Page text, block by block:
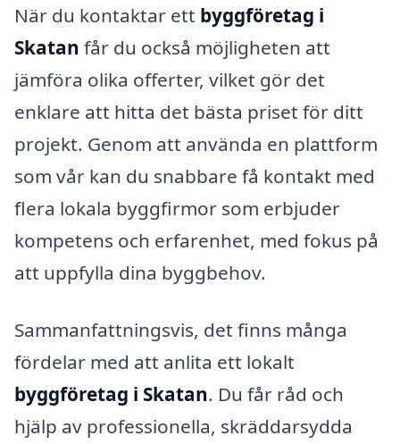
När du kontaktar ett byggföretag i
Skatan får du också möjligheten att
jämföra olika offerter, vilket gör det
enklare att hitta det bästa priset för ditt
projekt. Genom att använda en plattform
som vår kan du snabbare få kontakt med
flera lokala byggfirmor som erbjuder
kompetens och erfarenhet, med fokus på
att uppfylla dina byggbehov.
Sammanfattningsvis, det finns många
fördelar med att anlita ett lokalt
byggföretag i Skatan. Du får råd och
hjälp av professionella, skräddarsydda